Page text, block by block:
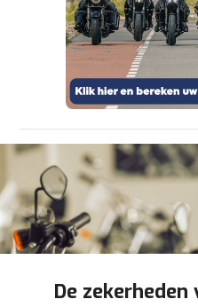
aanbieder te
onze
Stuur mijn
De zekerheden